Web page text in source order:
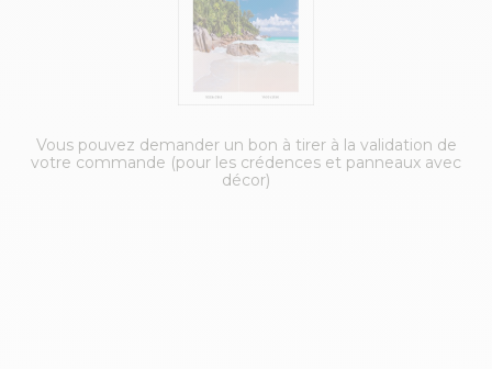
Vous pouvez demander un bon à tirer à la validation de
votre commande (pour les crédences et panneaux avec
décor)